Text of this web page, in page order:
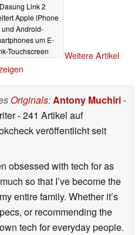
Dasung Link 2
Apple iPhone
und Android-
um E-
Touchscreen
Weitere Artikel
Originals:Antony Muchiri-
- 241 Artikel auf
veröffentlichtseit
obsessed with tech for as
so that I’ve become the
entire family. Whether it’s
or recommending the
tech for everyday people.